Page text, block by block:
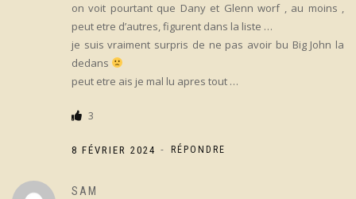
on voit pourtant que Dany et Glenn worf , au moins ,
peut etre d’autres, figurent dans la liste …
je suis vraiment surpris de ne pas avoir bu Big John la
dedans
peut etre ais je mal lu apres tout …
3
8 FÉVRIER 2024 - RÉPONDRE
SAM